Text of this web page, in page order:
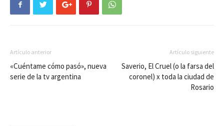
Artículo anterior
«Cuéntame cómo pasó», nueva
serie de la tv argentina
Artículo siguiente
Saverio, El Cruel (o la farsa del
coronel) x toda la ciudad de
Rosario